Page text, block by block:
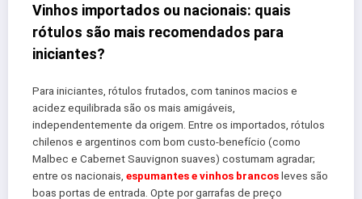
Vinhos importados ou nacionais: quais
rótulos são mais recomendados para
iniciantes?
Para iniciantes, rótulos frutados, com taninos macios e
acidez equilibrada são os mais amigáveis,
independentemente da origem. Entre os importados, rótulos
chilenos e argentinos com bom custo-benefício (como
Malbec e Cabernet Sauvignon suaves) costumam agradar;
entre os nacionais, espumantes e vinhos brancosleves são
boas portas de entrada. Opte por garrafas de preço